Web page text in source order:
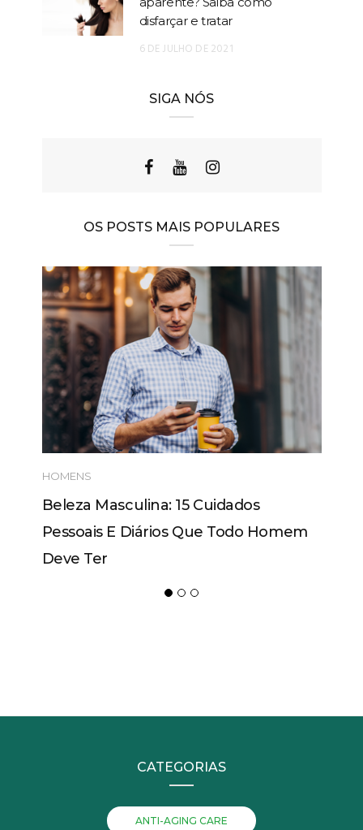
disfarçar e tratar
6 DE JULHO DE 2021
SIGA NÓS
OS POSTS MAIS POPULARES
HOMENS
Beleza Masculina: 15 Cuidados
Pessoais E Diários Que Todo Homem
Deve Ter
CATEGORIAS
ANTI-AGING CARE